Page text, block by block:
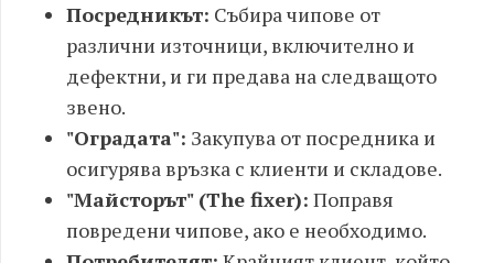
Посредникът: Събира чипове от
различни източници, включително и
дефектни, и ги предава на следващото
звено.
"Оградата": Закупува от посредника и
осигурява връзка с клиенти и складове.
"Майсторът" (The fixer): Поправя
повредени чипове, ако е необходимо.